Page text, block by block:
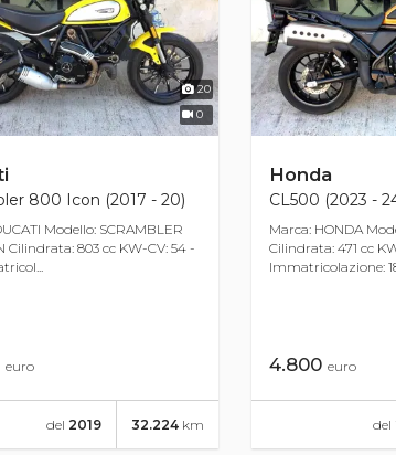
20
0
800 Icon (2017 - 20)
Modello: SCRAMBLER
Cilindrata: 803 cc KW-CV: 54 -
euro
32.224 km
del 2019
Honda
CL500 (2023 -
Marca: HONDA
Cilindrata: 471 cc
Immatricolazione:
4.800 euro
del